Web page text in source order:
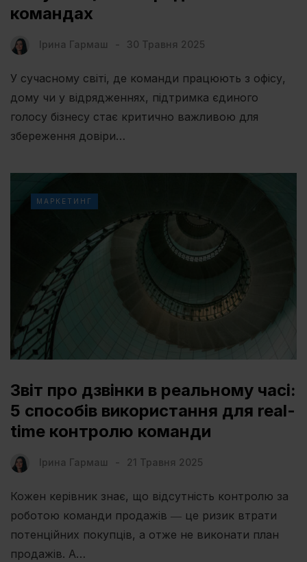
командах
Ірина Гармаш 30 Травня 2025
У сучасному світі, де команди працюють з офісу,
дому чи у відрядженнях, підтримка єдиного
голосу бізнесу стає критично важливою для
збереження довіри…
МАРКЕТИНГ
Звіт про дзвінки в реальному часі:
5 способів використання для real-
time контролю команди
Ірина Гармаш 21 Травня 2025
Кожен керівник знає, що відсутність контролю за
роботою команди продажів ― це ризик втрати
потенційних покупців, а отже не виконати план
продажів. А…